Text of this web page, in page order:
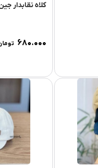
کلاه نقابدار
۶۸۰.۰۰۰